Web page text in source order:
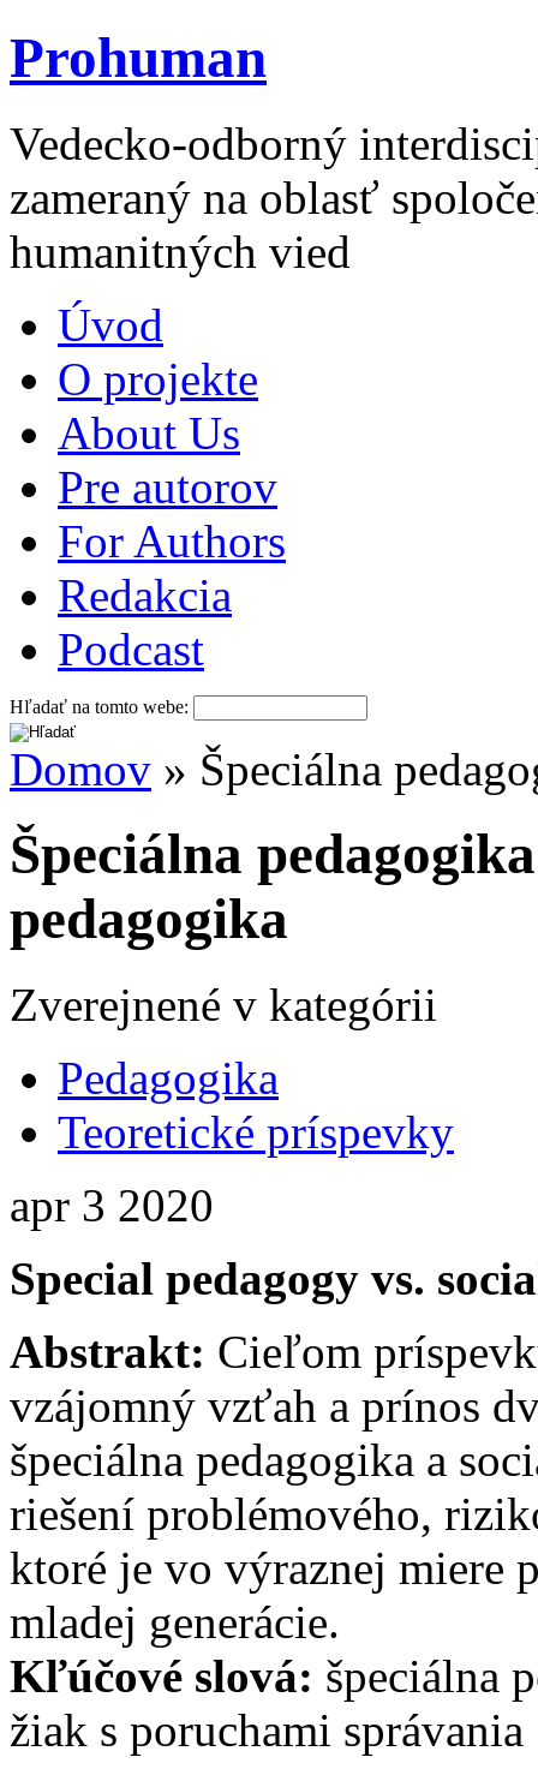
Prohuman
Vedecko-odborný
zameraný na oblasť
humanitných vied
Úvod
O projekte
About Us
Pre autorov
For Authors
Redakcia
Podcast
Hľadať na tomto webe:
Domov » Špeciálna
Špeciálna
pedagogika
Zverejnené v kategórii
Pedagogika
Teoretické príspevky
apr 3 2020
Special pedagogy vs.
Abstrakt: Cieľom
vzájomný vzťah a prínos
špeciálna pedagogika a
riešení problémového,
ktoré je vo výraznej miere
mladej generácie.
Kľúčové slová: špeciálna
žiak s poruchami správania